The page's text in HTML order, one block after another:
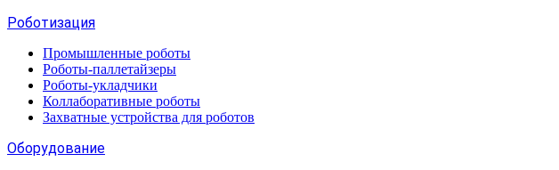
Роботизация
Промышленные роботы
Роботы-паллетайзеры
Роботы-укладчики
Коллаборативные роботы
Захватные устройства для роботов
Оборудование